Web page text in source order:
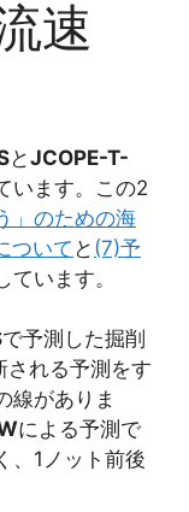
速
とJCOPE-T-
います。この2
」のための海
ついて と (7)予
ています。
で予測した掘削
される予測をす
線がありま
による予測で
、1ノット前後